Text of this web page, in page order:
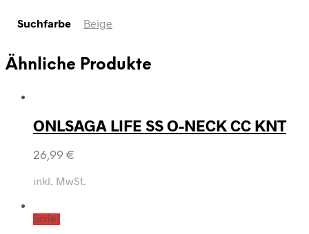
Suchfarbe Beige
Ähnliche Produkte
ONLSAGA LIFE SS O-NECK CC KNT
26,99 €
inkl. MwSt.
Sale!